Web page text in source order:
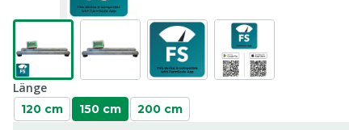
Länge
120 cm 150 cm 200 cm